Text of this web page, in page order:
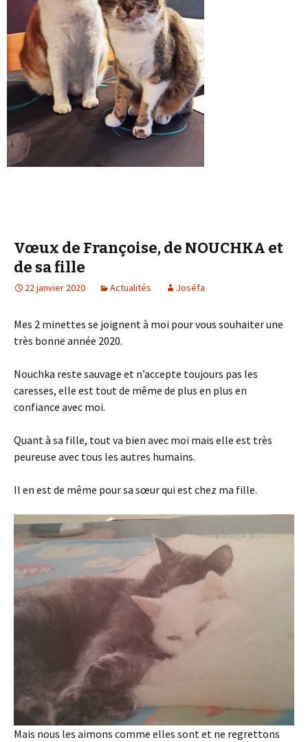
Vœux de Françoise, de NOUCHKA et
de sa fille
22 janvier 2020 Actualités Joséfa
Mes 2 minettes se joignent à moi pour vous souhaiter une
très bonne année 2020.
Nouchka reste sauvage et n’accepte toujours pas les
caresses, elle est tout de même de plus en plus en
confiance avec moi.
Quant à sa fille, tout va bien avec moi mais elle est très
peureuse avec tous les autres humains.
Il en est de même pour sa sœur qui est chez ma fille.
Mais nous les aimons comme elles sont et ne regrettons